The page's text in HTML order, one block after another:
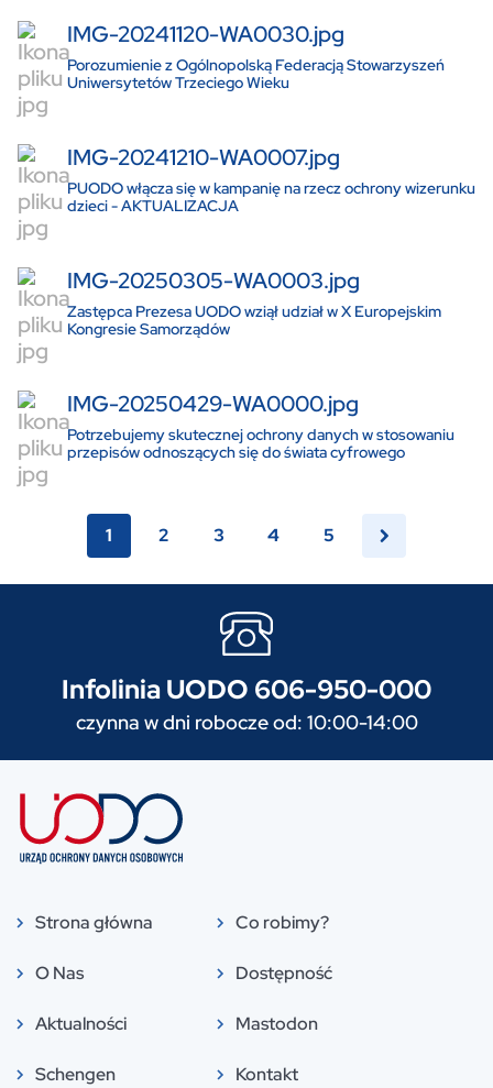
IMG-20241120-WA0030.jpg
Porozumienie z Ogólnopolską Federacją Stowarzyszeń
Uniwersytetów Trzeciego Wieku
IMG-20241210-WA0007.jpg
PUODO włącza się w kampanię na rzecz ochrony wizerunku
dzieci - AKTUALIZACJA
IMG-20250305-WA0003.jpg
Zastępca Prezesa UODO wziął udział w X Europejskim
Kongresie Samorządów
IMG-20250429-WA0000.jpg
Potrzebujemy skutecznej ochrony danych w stosowaniu
przepisów odnoszących się do świata cyfrowego
1 2 3 4 5
Infolinia UODO 606-950-000
czynna w dni robocze od: 10:00-14:00
Strona główna
O Nas
Aktualności
Schengen
Co robimy?
Dostępność
Mastodon
Kontakt